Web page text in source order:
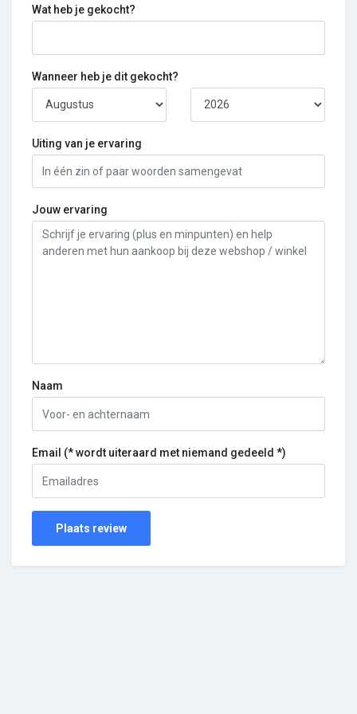
Wat heb je gekocht?
Wanneer heb je dit gekocht?
Uiting van je ervaring
Jouw ervaring
Naam
Email (* wordt uiteraard met niemand gedeeld *)
Plaats review